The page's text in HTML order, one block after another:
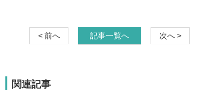
< 前へ 記事一覧へ 次へ >
関連記事